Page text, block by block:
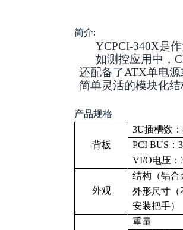
简介:
YCPCI-340X是
如测控应用中，
还配备了ATX单电源
简单灵活的模块化结
产品规格
背板
3U插槽数
PCI BUS：
VI/O电压：
外观
结构（铝合
外形尺寸（
安装把手）
重量